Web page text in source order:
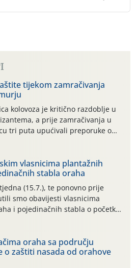
tijekom zamračivanja
kolovoza je kritično razdoblje u
a prije zamračivanja u
tri puta upućivali preporuke o
krizantema od najčešćih
i fito-fagnih grinja (23.7., 14.7.,
mjeseca je zabilježeno je
meteorološko razdoblje, uz
vlasnicima plantažnih
stabla oraha
(15.7.), te ponovno prije
smo obavijesti vlasnicima
i pojedinačnih stabla o početku
usmjerenog suzbijanja
completa)! Već dvanaest dana
udar”, koji naročito
(31.7.-05.8.), jer najviše
[…]
oraha sa području
o zaštiti nasada od orahove